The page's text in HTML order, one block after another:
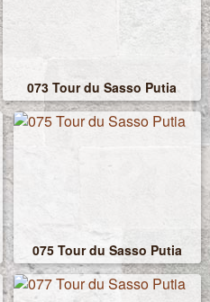
073 Tour du Sasso Putia
075 Tour du Sasso Putia